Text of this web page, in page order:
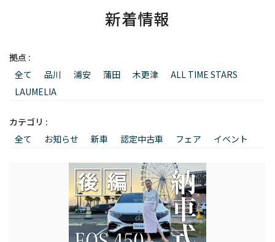
新着情報
メンテナンス
企業情報
新着情報
拠点 :
全て
品川 浦安 蒲田 木更津
ALL TIME STARS
LAUMELIA
カテゴリ :
全て
お知らせ 新車 認定中古車 フェア イベント